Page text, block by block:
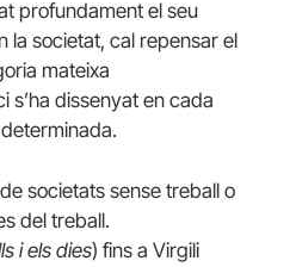
profundament el seu
la societat, cal repensar el
mateixa
s’ha dissenyat en cada
societats sense treball o
del treball.
i els dies) fins a Virgili